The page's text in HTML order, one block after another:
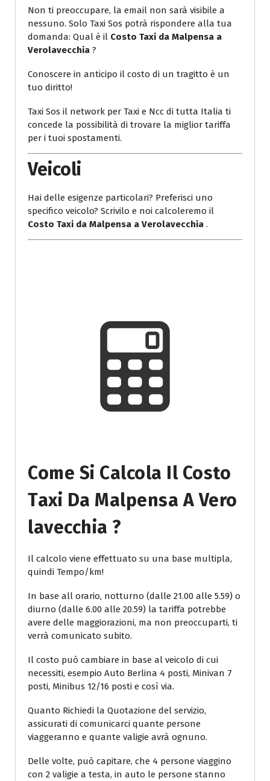
Non ti preoccupare, la email non sarà visibile a
nessuno. Solo Taxi Sos potrà rispondere alla tua
domanda: Qual è il Costo Taxi da Malpensa a
Verolavecchia ?
Conoscere in anticipo il costo di un tragitto è un
tuo diritto!
Taxi Sos il network per Taxi e Ncc di tutta Italia ti
concede la possibilità di trovare la miglior tariffa
per i tuoi spostamenti.
Veicoli
Hai delle esigenze particolari? Preferisci uno
specifico veicolo? Scrivilo e noi calcoleremo il
Costo Taxi da Malpensa a Verolavecchia .
Come Si Calcola Il Costo
Taxi Da Malpensa A Vero
Lavecchia ?
Il calcolo viene effettuato su una base multipla,
quindi Tempo/km!
In base all orario, notturno (dalle 21.00 alle 5.59) o
diurno (dalle 6.00 alle 20.59) la tariffa potrebbe
avere delle maggiorazioni, ma non preoccuparti, ti
verrà comunicato subito.
Il costo può cambiare in base al veicolo di cui
necessiti, esempio Auto Berlina 4 posti, Minivan 7
posti, Minibus 12/16 posti e così via.
Quanto Richiedi la Quotazione del servizio,
assicurati di comunicarci quante persone
viaggeranno e quante valigie avrà ognuno.
Delle volte, può capitare, che 4 persone viaggino
con 2 valigie a testa, in auto le persone stanno